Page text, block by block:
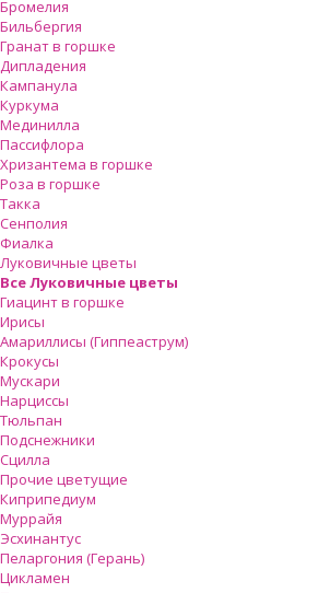
Бромелия
Бильбергия
Гранат в горшке
Дипладения
Кампанула
Куркума
Мединилла
Пассифлора
Хризантема в горшке
Роза в горшке
Такка
Сенполия
Фиалка
Луковичные цветы
Все Луковичные цветы
Гиацинт в горшке
Ирисы
Амариллисы (Гиппеаструм)
Крокусы
Мускари
Нарциссы
Тюльпан
Подснежники
Сцилла
Прочие цветущие
Киприпедиум
Муррайя
Эсхинантус
Пеларгония (Герань)
Цикламен